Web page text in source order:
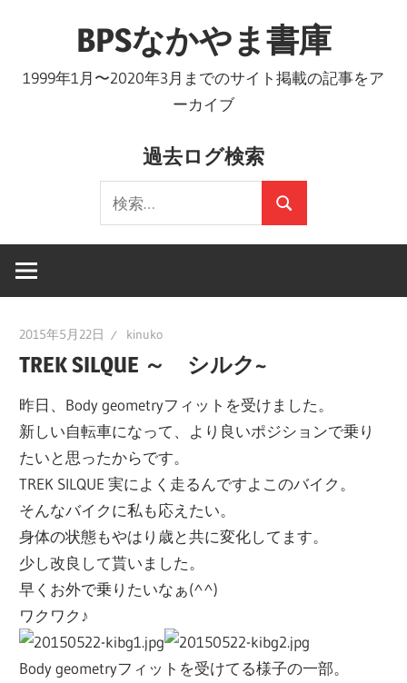
プ
BPSなかやま書庫
1999年1月〜2020年3月までのサイト掲載の記事をア
ーカイブ
過去ログ検索
索:
検
索
2015年5月22日 kinuko
TREK SILQUE ～ シルク~
昨日、Body geometryフィットを受けました。
新しい自転車になって、より良いポジションで乗り
たいと思ったからです。
TREK SILQUE 実によく走るんですよこのバイク。
そんなバイクに私も応えたい。
身体の状態もやはり歳と共に変化してます。
少し改良して貰いました。
早くお外で乗りたいなぁ(^^)
ワクワク♪
Body geometryフィットを受けてる様子の一部。